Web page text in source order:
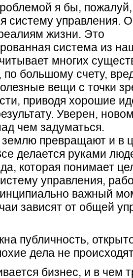
я бы,
систему управления.
жизни. Это
система из
многих
большому счету,
вещи с точки
приводя хорошие
Уверен,
чем задуматься.
превращают и в
делается руками
которая понимает
управления,
важный
зависят от общей
публичность,
дела не
бизнес, и в чем